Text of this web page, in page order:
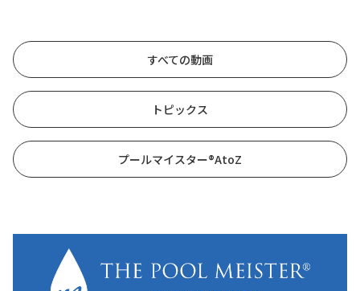
すべての動画
トピックス
プールマイスター®︎AtoZ